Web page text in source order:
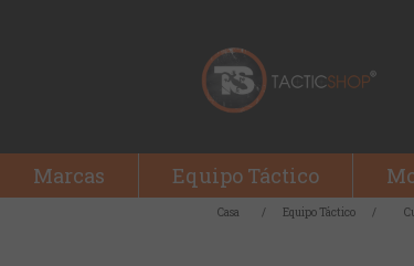
Marcas Equipo Táctico
Casa / Equipo Táctico /